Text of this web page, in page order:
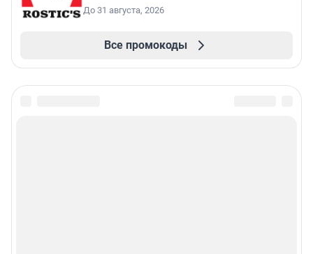
До 31 августа, 2026
Все промокоды